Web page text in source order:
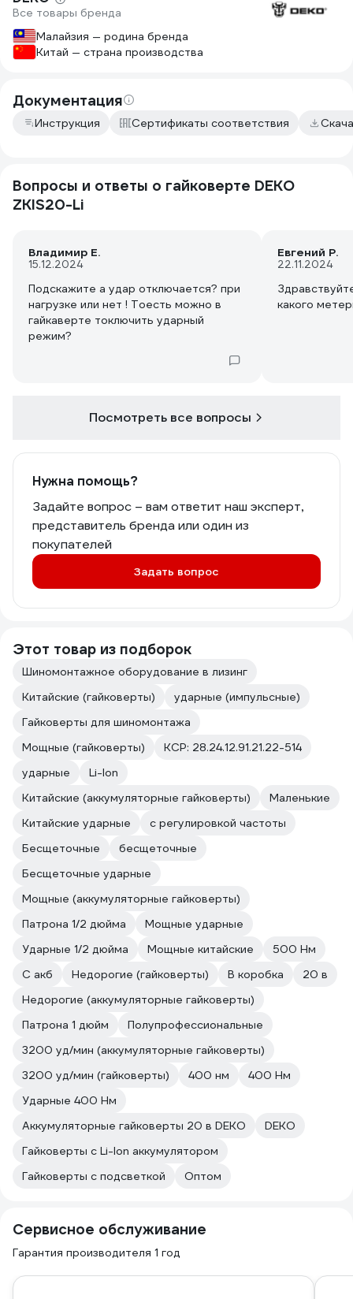
Попробовал закрутить с удержанием
кнопки 3-4 сек на затяжку, а потом
открутить вручную. Получилось
следующее. На 1 скорости - руками
уже очень тяжело, пришлось всем
телом давить, а вороток у меня
длинный у балонника. На 3 скорости
Вывод, с 4Ач аккумом крут оч
достойно, для работ по авто хватит
точно.
гайка не "улетала".
затягивай я
насколько
Все товары бренда
Малайзия — родина бренда
Китай — страна производства
Документация
Инструкция Сертификаты соответствия
Вопросы и ответы о гайковерте DEKO
ZKIS20-Li
Владимир E.
15.12.2024
Подскажите а удар отключается? при
нагрузке или нет ! Тоесть можно в
гайкаверте тоключить ударный
режим?
Евгений Р.
22.11.2024
какого
Посмотреть все вопросы
Нужна помощь?
Задайте вопрос – вам ответит наш эксперт,
представитель бренда или один из
покупателей
Задать вопрос
Этот товар из подборок
Шиномонтажное оборудование в лизинг
Китайские (гайковерты)
ударные (импульсные)
Гайковерты для шиномонтажа
Мощные (гайковерты)
КСР: 28.24.12.91.21.22-514
ударные
Li-Ion
Китайские (аккумуляторные гайковерты)
Маленькие
Китайские ударные
с регулировкой частоты
Бесщеточные
бесщеточные
Бесщеточные ударные
Мощные (аккумуляторные гайковерты)
Патрона 1/2 дюйма
Мощные ударные
Ударные 1/2 дюйма
Мощные китайские
500 Нм
С акб
Недорогие (гайковерты) В коробка
20 в
Недорогие (аккумуляторные гайковерты)
Патрона 1 дюйм
Полупрофессиональные
3200 уд/мин (аккумуляторные гайковерты)
3200 уд/мин (гайковерты)
400 нм
400 Нм
Ударные 400 Нм
Аккумуляторные гайковерты 20 в DEKO
DEKO
Гайковерты с Li-Ion аккумулятором
Гайковерты с подсветкой
Оптом
Сервисное обслуживание
Гарантия производителя 1 год